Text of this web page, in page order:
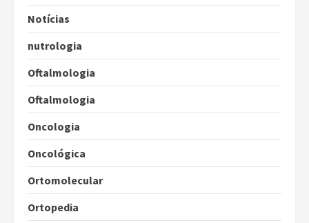
Notícias
nutrologia
Oftalmologia
Oftalmologia
Oncologia
Oncológica
Ortomolecular
Ortopedia